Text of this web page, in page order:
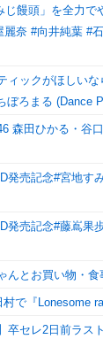
じ饅頭」を全力
奈 #向井純葉 #
ィックがほしい
ぼろまる (Dance
森田ひかる・谷
発売記念#宮地す
発売記念#藤嶌果
んとお買い物・
で『Lonesome
卒セレ2日前ラス